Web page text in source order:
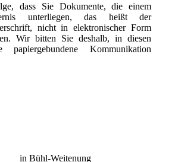
dass Sie Dokumente, die einem
unterliegen, das heißt der
nicht in elektronischer Form
Wir bitten Sie deshalb, in diesen
Kommunikation
in Bühl-Weitenung